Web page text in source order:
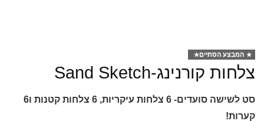
המבצע הסתיים
צלחות קורנינג-Sand Sketch
סט לשישה סועדים- 6 צלחות עיקריות, 6 צלחות קטנות ו6
קערות!